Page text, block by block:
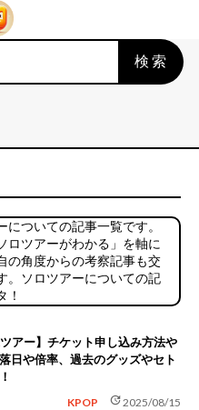
検索
ついての記事一覧です。
ロツアーがわかる」を軸に
の角度からの考察記事も交
。ソロツアーについての記
！
ツアー】チケット申し込み方法や
日や倍率、過去のグッズやセト
KPOP update2025/08/15